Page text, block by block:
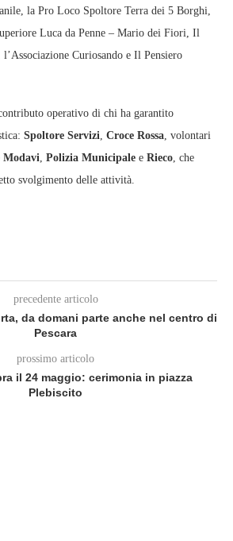
la Pro Loco Spoltore Terra dei 5 Borghi,
Luca da Penne – Mario dei Fiori, Il
Curiosando e Il Pensiero
operativo di chi ha garantito
Spoltore Servizi, Croce Rossa, volontari
Modavi, Polizia Municipale e Rieco, che
svolgimento delle attività.
precedente articolo
da domani parte anche nel centro di
Pescara
prossimo articolo
il 24 maggio: cerimonia in piazza
Plebiscito